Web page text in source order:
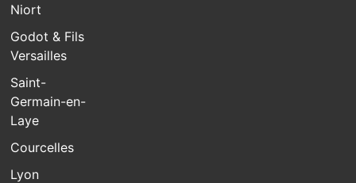
Niort
Godot & Fils
Versailles
Saint-
Germain-en-
Laye
Courcelles
Lyon